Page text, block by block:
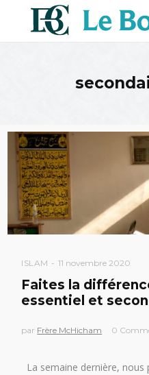
ISLAM 11 novembre 2020
Faites la
essentiel et
par Frère McHicham 0
La semaine dernière,